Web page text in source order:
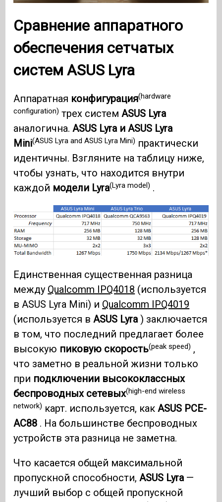
Сравнение аппаратного
обеспечения сетчатых
системASUS Lyra
Аппаратная конфигурация(hardware
configuration) трех системASUS Lyra
аналогична.ASUS Lyra и ASUS Lyra
Mini(ASUS Lyra and ASUS Lyra Mini) практически
идентичны. Взгляните на таблицу ниже,
чтобы узнать, что находится внутри
каждой модели Lyra(Lyra model) .
Единственная существенная разница
между Qualcomm IPQ4018 (используется
в ASUS Lyra Mini) и Qualcomm IPQ4019
(используется вASUS Lyra) заключается
в том, что последний предлагает более
высокую пиковую скорость(peak speed) ,
что заметно в реальной жизни только
при подключении высококлассных
беспроводных сетевых(high-end wireless
network) карт. используется, какASUS PCE-
AC88 . На большинстве беспроводных
устройств эта разница не заметна.
Что касается общей максимальной
пропускной способности,ASUS Lyra—
лучший выбор с общей пропускной